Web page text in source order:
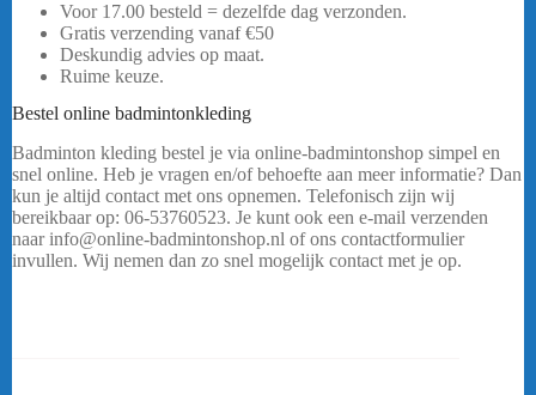
Voor 17.00 besteld = dezelfde dag verzonden.
Gratis verzending vanaf €50
Deskundig advies op maat.
Ruime keuze.
Bestel online badmintonkleding
Badminton kleding bestel je via online-badmintonshop simpel en
snel online. Heb je vragen en/of behoefte aan meer informatie? Dan
kun je altijd contact met ons opnemen. Telefonisch zijn wij
bereikbaar op: 06-53760523. Je kunt ook een e-mail verzenden
naar info@online-badmintonshop.nl of ons contactformulier
invullen. Wij nemen dan zo snel mogelijk contact met je op.